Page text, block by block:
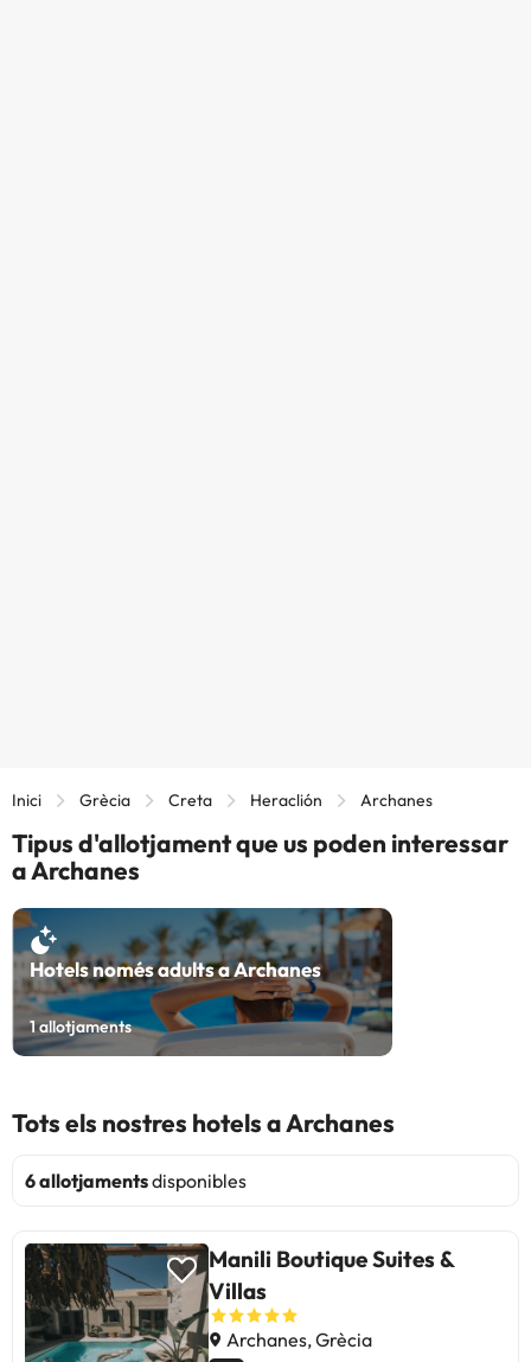
Inici Grècia Creta Heraclión Archanes
Tipus d'allotjament que us poden interessar
a Archanes
Hotels només adults a Archanes
1allotjaments
Tots els nostres hotels a Archanes
6 allotjamentsdisponibles
Manili Boutique Suites &
Villas
Archanes, Grècia